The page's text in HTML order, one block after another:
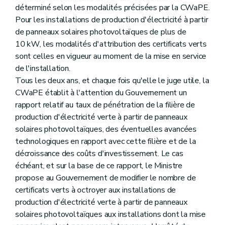
déterminé selon les modalités précisées par la CWaPE.
Pour les installations de production d'électricité à partir
de panneaux solaires photovoltaïques de plus de
10 kW, les modalités d'attribution des certificats verts
sont celles en vigueur au moment de la mise en service
de l'installation.
Tous les deux ans, et chaque fois qu'elle le juge utile, la
CWaPE établit à l'attention du Gouvernement un
rapport relatif au taux de pénétration de la filière de
production d'électricité verte à partir de panneaux
solaires photovoltaïques, des éventuelles avancées
technologiques en rapport avec cette filière et de la
décroissance des coûts d'investissement. Le cas
échéant, et sur la base de ce rapport, le Ministre
propose au Gouvernement de modifier le nombre de
certificats verts à octroyer aux installations de
production d'électricité verte à partir de panneaux
solaires photovoltaïques aux installations dont la mise